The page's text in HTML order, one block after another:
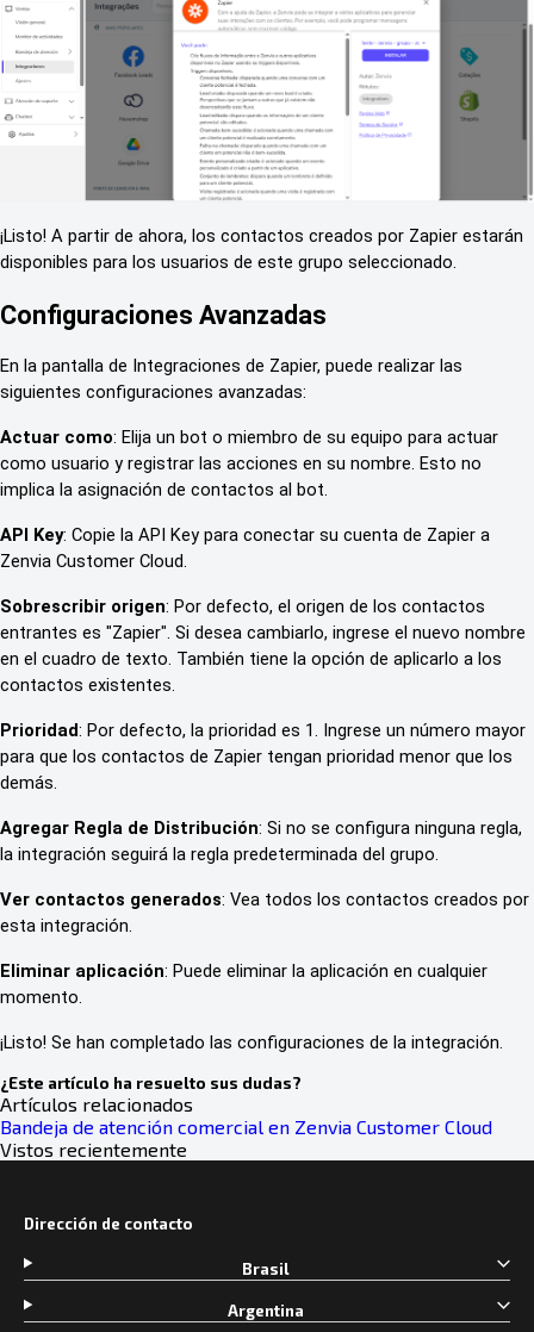
¡Listo! A partir de ahora, los contactos creados por Zapier estarán
disponibles para los usuarios de este grupo seleccionado.
Configuraciones Avanzadas
En la pantalla de Integraciones de Zapier, puede realizar las
siguientes configuraciones avanzadas:
Actuar como: Elija un bot o miembro de su equipo para actuar
como usuario y registrar las acciones en su nombre. Esto no
implica la asignación de contactos al bot.
API Key: Copie la API Key para conectar su cuenta de Zapier a
Zenvia Customer Cloud.
Sobrescribir origen: Por defecto, el origen de los contactos
entrantes es "Zapier". Si desea cambiarlo, ingrese el nuevo nombre
en el cuadro de texto. También tiene la opción de aplicarlo a los
contactos existentes.
Prioridad: Por defecto, la prioridad es 1. Ingrese un número mayor
para que los contactos de Zapier tengan prioridad menor que los
demás.
Agregar Regla de Distribución: Si no se configura ninguna regla,
la integración seguirá la regla predeterminada del grupo.
Ver contactos generados: Vea todos los contactos creados por
esta integración.
Eliminar aplicación: Puede eliminar la aplicación en cualquier
momento.
¡Listo! Se han completado las configuraciones de la integración.
¿Este artículo ha resuelto sus dudas?
Artículos relacionados
Bandeja de atención comercial en Zenvia Customer Cloud
Vistos recientemente
Dirección de contacto
Brasil
Argentina